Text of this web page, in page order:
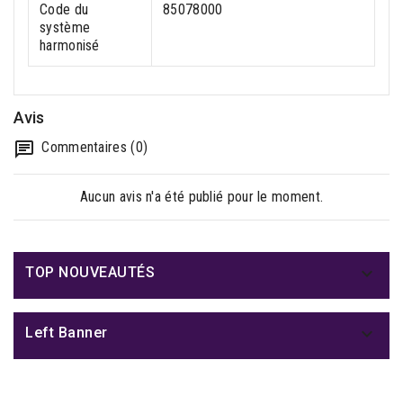
Code du
système
harmonisé
85078000
Avis
Commentaires (0)
Aucun avis n'a été publié pour le moment.
TOP NOUVEAUTÉS 
Left Banner 